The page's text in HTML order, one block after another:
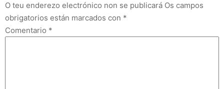
O teu enderezo electrónico non se publicará Os campos
obrigatorios están marcados con *
Comentario *